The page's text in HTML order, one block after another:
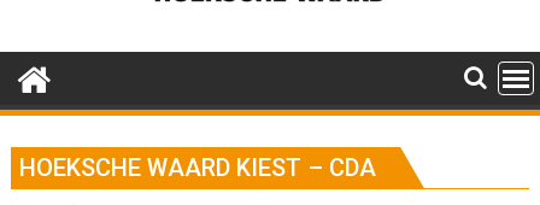
HOEKSCHE WAARD KIEST – CDA